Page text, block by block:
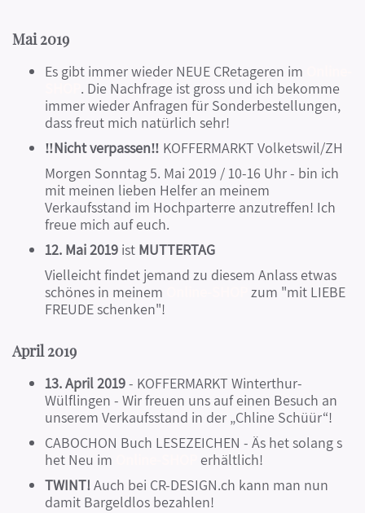
Mai 2019
Es gibt immer wieder NEUE CRetageren im
. Die Nachfrage ist gross und ich bekomme
immer wieder Anfragen für Sonderbestellungen,
dass freut mich natürlich sehr!
‼️Nicht verpassen‼️ KOFFERMARKT Volketswil/ZH
Morgen Sonntag 5. Mai 2019 / 10-16 Uhr - bin ich
mit meinen lieben Helfer an meinem
Verkaufsstand im Hochparterre anzutreffen! Ich
freue mich auf euch.
12. Mai 2019 ist MUTTERTAG
Vielleicht findet jemand zu diesem Anlass etwas
schönes in meinem
zum "mit LIEBE
FREUDE schenken"!
April 2019
13. April 2019- KOFFERMARKT Winterthur-
Wülflingen - Wir freuen uns auf einen Besuch an
unserem Verkaufsstand in der „Chline Schüür“!
CABOCHON Buch LESEZEICHEN - Äs het solang s
het Neu im
erhältlich!
TWINT!Auch bei CR-DESIGN.ch kann man nun
damit Bargeldlos bezahlen!